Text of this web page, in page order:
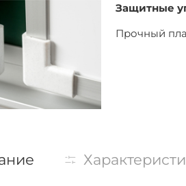
Защитные
Прочный